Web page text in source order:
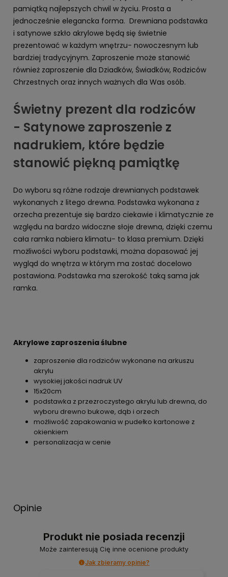
pamiątką najlepszych chwil w życiu. Prosta a
jednocześnie elegancka forma. Drewniana podstawka
i satynowe szkło akrylowe będą się świetnie
prezentować w każdym wnętrzu- nowoczesnym lub
bardziej tradycyjnym. Zaproszenie może stanowić
również zaproszenie dla Dziadków, Świadków, Rodziców
Chrzestnych oraz innych ważnych dla Was osób.
Świetny prezent dla rodziców
- Satynowe zaproszenie z
nadrukiem, które będzie
stanowić piękną pamiątkę
Do wyboru są różne rodzaje drewnianych podstawek
wykonanych z litego drewna. Podstawka wykonana z
orzecha prezentuje się bardzo ciekawie i klimatycznie ze
względu na bardzo widoczne słoje drewna, dzięki czemu
cała ramka nabiera klimatu- to klasa premium. Dzięki
możliwości wyboru podstawki, można dopasować jej
wygląd do wnętrza w którym ma zostać docelowo
postawiona. Podstawka ma szerokość taką sama jak
ramka.
Akrylowe zaproszenia ślubne
zaproszenie dla rodziców wykonane na arkuszu
akrylu
wysokiej jakości nadruk UV
15x20cm
podstawka z przezroczystego akrylu lub drewna, do
wyboru drewno bukowe, dąb i orzech
możliwość zapakowania w pudełko kartonowe z
okienkiem
personalizacja w cenie
Opinie
Produkt nie posiada recenzji
Może zainteresują Cię inne ocenione produkty
Jak zbieramy opinie?